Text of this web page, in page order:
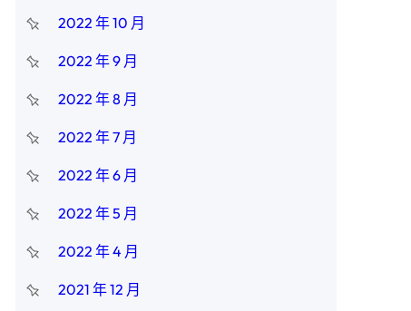
2022 年 10 月
2022 年 9 月
2022 年 8 月
2022 年 7 月
2022 年 6 月
2022 年 5 月
2022 年 4 月
2021 年 12 月